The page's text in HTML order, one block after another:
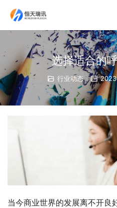
选择适合的
行业动态 2023
当今商业世界的发展离不开良